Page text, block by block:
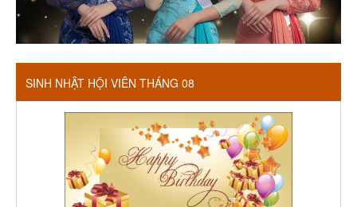
SINH NHẬT HỘI VIÊN THÁNG 08